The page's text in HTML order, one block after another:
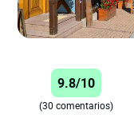
9.8/10
(30 comentarios)